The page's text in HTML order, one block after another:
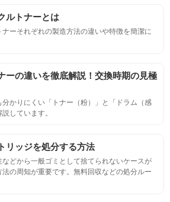
刷枚数測定
定着度
定
適合性
ルトナーとは
ーそれぞれの製造方法の違いや特徴を簡潔に
ーの違いを徹底解説！交換時期の見極
かりにくい「トナー（粉）」と「ドラム（感
しています。
リッジを処分する方法
などから一般ゴミとして捨てられないケースが
の周知が重要です。無料回収などの処分ルー